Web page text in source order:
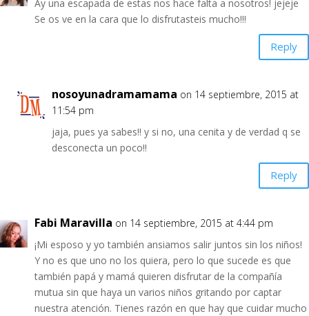
Ay una escapada de estas nos hace falta a nosotros! jejeje
Se os ve en la cara que lo disfrutasteis mucho!!!
Reply
nosoyunadramamama on 14 septiembre, 2015 at
11:54 pm
jaja, pues ya sabes!! y si no, una cenita y de verdad q se
desconecta un poco!!
Reply
Fabi Maravilla on 14 septiembre, 2015 at 4:44 pm
¡Mi esposo y yo también ansiamos salir juntos sin los niños!
Y no es que uno no los quiera, pero lo que sucede es que
también papá y mamá quieren disfrutar de la compañía
mutua sin que haya un varios niños gritando por captar
nuestra atención. Tienes razón en que hay que cuidar mucho